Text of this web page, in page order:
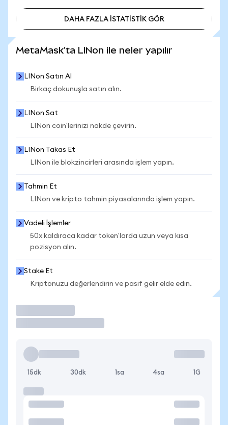
DAHA FAZLA İSTATİSTİK GÖR
MetaMask'ta LINon ile neler yapılır
LINon Satın Al
Birkaç dokunuşla satın alın.
LINon Sat
LINon coin'lerinizi nakde çevirin.
LINon Takas Et
LINon ile blokzincirleri arasında işlem yapın.
Tahmin Et
LINon ve kripto tahmin piyasalarında işlem yapın.
Vadeli İşlemler
50x kaldıraca kadar token'larda uzun veya kısa
pozisyon alın.
Stake Et
Kriptonuzu değerlendirin ve pasif gelir elde edin.
15dk 30dk 1sa 4sa 1G